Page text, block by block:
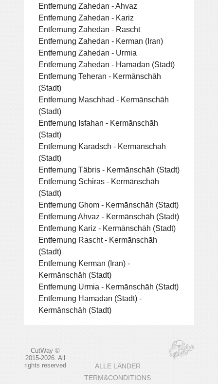
Entfernung Zahedan - Ahvaz
Entfernung Zahedan - Kariz
Entfernung Zahedan - Rascht
Entfernung Zahedan - Kerman (Iran)
Entfernung Zahedan - Urmia
Entfernung Zahedan - Hamadan (Stadt)
Entfernung Teheran - Kermānschāh
(Stadt)
Entfernung Maschhad - Kermānschāh
(Stadt)
Entfernung Isfahan - Kermānschāh
(Stadt)
Entfernung Karadsch - Kermānschāh
(Stadt)
Entfernung Täbris - Kermānschāh (Stadt)
Entfernung Schiras - Kermānschāh
(Stadt)
Entfernung Ghom - Kermānschāh (Stadt)
Entfernung Ahvaz - Kermānschāh (Stadt)
Entfernung Kariz - Kermānschāh (Stadt)
Entfernung Rascht - Kermānschāh
(Stadt)
Entfernung Kerman (Iran) -
Kermānschāh (Stadt)
Entfernung Urmia - Kermānschāh (Stadt)
Entfernung Hamadan (Stadt) -
Kermānschāh (Stadt)
CutWay ©
2015-2026. All
rights reserved
ALLE LÄNDER
TERM&CONDITIONS